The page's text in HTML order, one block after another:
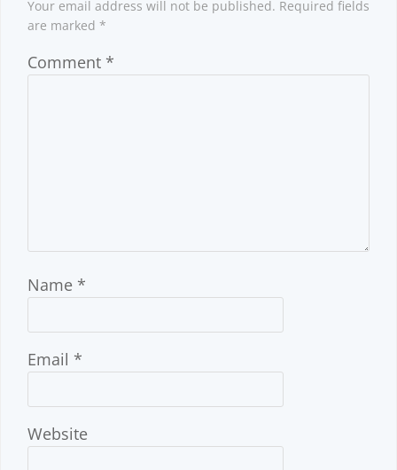
Your email address will not be published. Required fields
are marked *
Comment *
Name *
Email *
Website